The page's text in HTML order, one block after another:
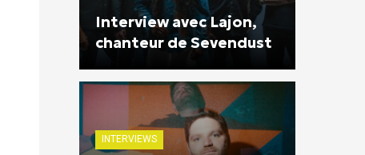
Interview avec Lajon,
chanteur de Sevendust
INTERVIEWS